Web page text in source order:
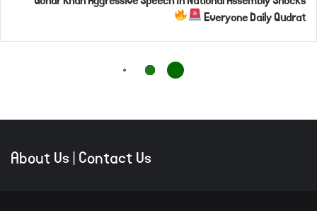
About Us|Contact Us